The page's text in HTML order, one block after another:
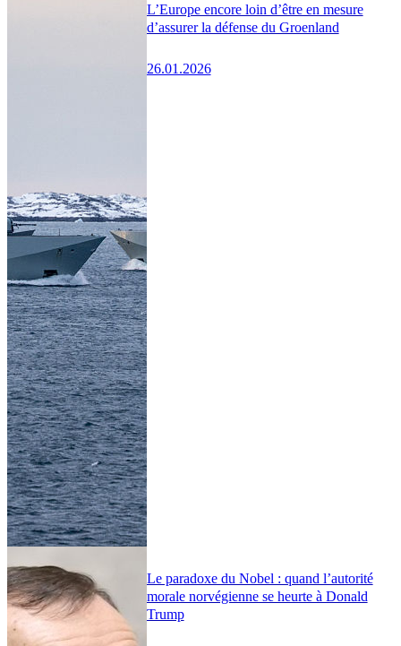
L’Europe encore loin d’être en mesure
d’assurer la défense du Groenland
26.01.2026
Le paradoxe du Nobel : quand l’autorité
morale norvégienne se heurte à Donald
Trump